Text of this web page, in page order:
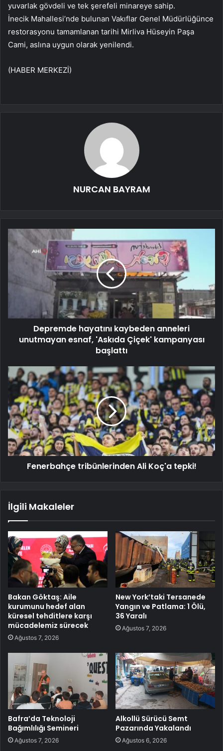
yuvarlak gövdeli ve tek şerefeli minareye sahip.
İnecik Mahallesi’nde bulunan Vakıflar Genel Müdürlüğünce
restorasyonu tamamlanan tarihi Mirliva Hüseyin Paşa
Cami, aslına uygun olarak yenilendi.
(HABER MERKEZİ)
NURCAN BAYRAM
Depremde hayatını kaybeden anneleri
unutmayan esnaf, 'Askıda Çiçek' kampanyası
başlattı
Fenerbahçe tribünlerinden Ali Koç'a tepki!
İlgili Makaleler
Bakan Göktaş: Aile
kurumunu hedef alan
küresel tehditlere karşı
mücadelemiz sürecek
Ağustos 7, 2026
New York’taki Tersanede
Yangın ve Patlama: 1 Ölü,
36 Yaralı
Ağustos 7, 2026
Bafra’da Teknoloji
Bağımlılığı Semineri
Ağustos 7, 2026
Alkollü Sürücü Semt
Pazarında Yakalandı
Ağustos 6, 2026